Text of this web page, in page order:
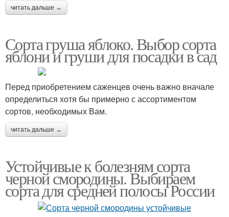
читать дальше →
Сорта груша яблоко. Выбор сорта
яблони и груши для посадки в сад
Перед приобретением саженцев очень важно вначале
определиться хотя бы примерно с ассортиментом
сортов, необходимых Вам.
читать дальше →
Устойчивые к болезням сорта
черной смородины. Выбираем
сорта для средней полосы России